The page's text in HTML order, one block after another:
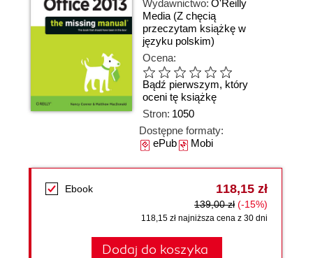
Wydawnictwo: O'Reilly
Media (Z chęcią
przeczytam książkę w
języku polskim)
Ocena:
Bądź pierwszym, który
oceni tę książkę
Stron: 1050
Dostępne formaty:
ePubMobi
Ebook 118,15 zł
139,00 zł (-15%)
118,15 zł najniższa cena z 30 dni
Dodaj do koszyka